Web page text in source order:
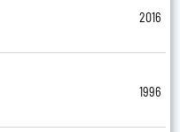
2016
1996